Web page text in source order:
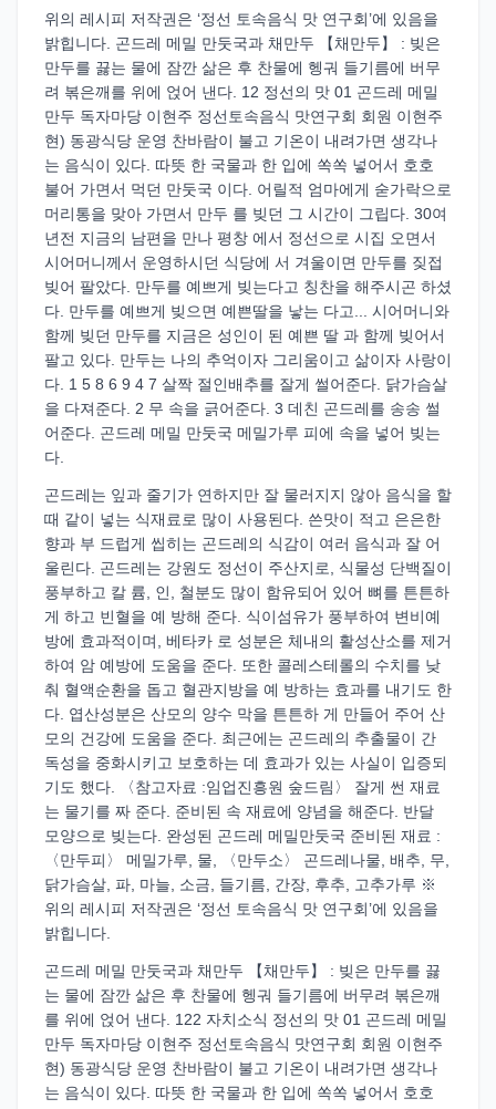
위의 레시피 저작권은 ‘정선 토속음식 맛 연구회’에 있음을
밝힙니다. 곤드레 메밀 만둣국과 채만두 【채만두】 : 빚은
만두를 끓는 물에 잠깐 삶은 후 찬물에 헹궈 들기름에 버무
려 볶은깨를 위에 얹어 낸다. 12 정선의 맛 01 곤드레 메밀
만두 독자마당 이현주 정선토속음식 맛연구회 회원 이현주
현) 동광식당 운영 찬바람이 불고 기온이 내려가면 생각나
는 음식이 있다. 따뜻 한 국물과 한 입에 쏙쏙 넣어서 호호
불어 가면서 먹던 만둣국 이다. 어릴적 엄마에게 숟가락으로
머리통을 맞아 가면서 만두 를 빚던 그 시간이 그립다. 30여
년전 지금의 남편을 만나 평창 에서 정선으로 시집 오면서
시어머니께서 운영하시던 식당에 서 겨울이면 만두를 짖접
빚어 팔았다. 만두를 예쁘게 빚는다고 칭찬을 해주시곤 하셨
다. 만두를 예쁘게 빚으면 예쁜딸을 낳는 다고... 시어머니와
함께 빚던 만두를 지금은 성인이 된 예쁜 딸 과 함께 빚어서
팔고 있다. 만두는 나의 추억이자 그리움이고 삶이자 사랑이
다. 1 5 8 6 9 4 7 살짝 절인배추를 잘게 썰어준다. 닭가슴살
을 다져준다. 2 무 속을 긁어준다. 3 데친 곤드레를 송송 썰
어준다. 곤드레 메밀 만둣국 메밀가루 피에 속을 넣어 빚는
다.
곤드레는 잎과 줄기가 연하지만 잘 물러지지 않아 음식을 할
때 같이 넣는 식재료로 많이 사용된다. 쓴맛이 적고 은은한
향과 부 드럽게 씹히는 곤드레의 식감이 여러 음식과 잘 어
울린다. 곤드레는 강원도 정선이 주산지로, 식물성 단백질이
풍부하고 칼 륨, 인, 철분도 많이 함유되어 있어 뼈를 튼튼하
게 하고 빈혈을 예 방해 준다. 식이섬유가 풍부하여 변비예
방에 효과적이며, 베타카 로 성분은 체내의 활성산소를 제거
하여 암 예방에 도움을 준다. 또한 콜레스테롤의 수치를 낮
춰 혈액순환을 돕고 혈관지방을 예 방하는 효과를 내기도 한
다. 엽산성분은 산모의 양수 막을 튼튼하 게 만들어 주어 산
모의 건강에 도움을 준다. 최근에는 곤드레의 추출물이 간
독성을 중화시키고 보호하는 데 효과가 있는 사실이 입증되
기도 했다. 〈참고자료 :임업진흥원 숲드림〉 잘게 썬 재료
는 물기를 짜 준다. 준비된 속 재료에 양념을 해준다. 반달
모양으로 빚는다. 완성된 곤드레 메밀만둣국 준비된 재료 :
〈만두피〉 메밀가루, 물, 〈만두소〉 곤드레나물, 배추, 무,
닭가슴살, 파, 마늘, 소금, 들기름, 간장, 후추, 고추가루 ※
위의 레시피 저작권은 ‘정선 토속음식 맛 연구회’에 있음을
밝힙니다.
곤드레 메밀 만둣국과 채만두 【채만두】 : 빚은 만두를 끓
는 물에 잠깐 삶은 후 찬물에 헹궈 들기름에 버무려 볶은깨
를 위에 얹어 낸다. 122 자치소식 정선의 맛 01 곤드레 메밀
만두 독자마당 이현주 정선토속음식 맛연구회 회원 이현주
현) 동광식당 운영 찬바람이 불고 기온이 내려가면 생각나
는 음식이 있다. 따뜻 한 국물과 한 입에 쏙쏙 넣어서 호호